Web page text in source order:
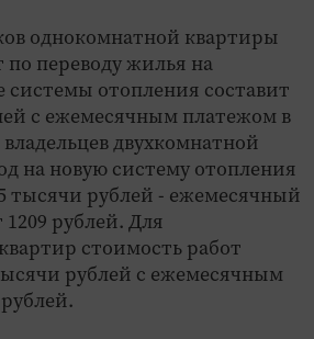
однокомнатной квартиры
по переводу жилья на
отопления составит
с ежемесячным платежом в
двухкомнатной
на новую систему отопления
тысячи рублей - ежемесячный
рублей. Для
стоимость работ
рублей с ежемесячным